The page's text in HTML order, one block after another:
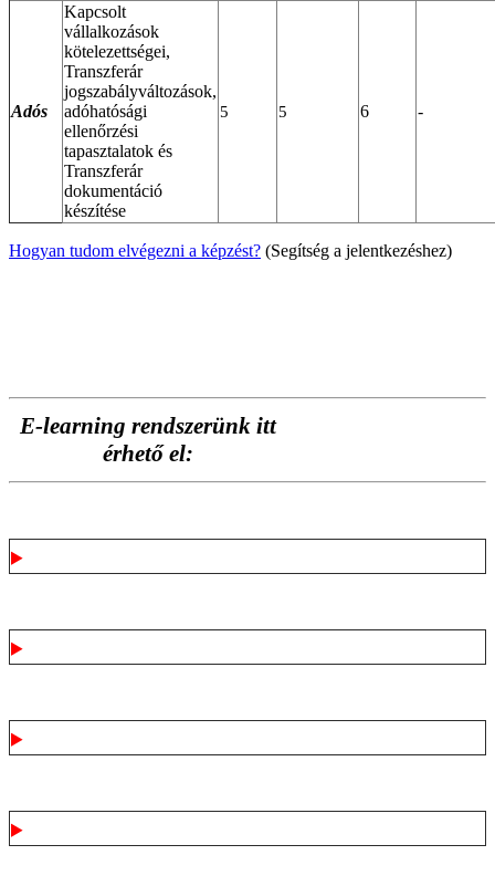
Adós
Kapcsolt
vállalkozások
kötelezettségei,
Transzferár
jogszabályváltozások,
adóhatósági
ellenőrzési
tapasztalatok és
Transzferár
dokumentáció
készítése
5 5 6 -
Hogyan tudom elvégezni a képzést? (Segítség a jelentkezéshez)
E-learning rendszerünk itt
érhető el: